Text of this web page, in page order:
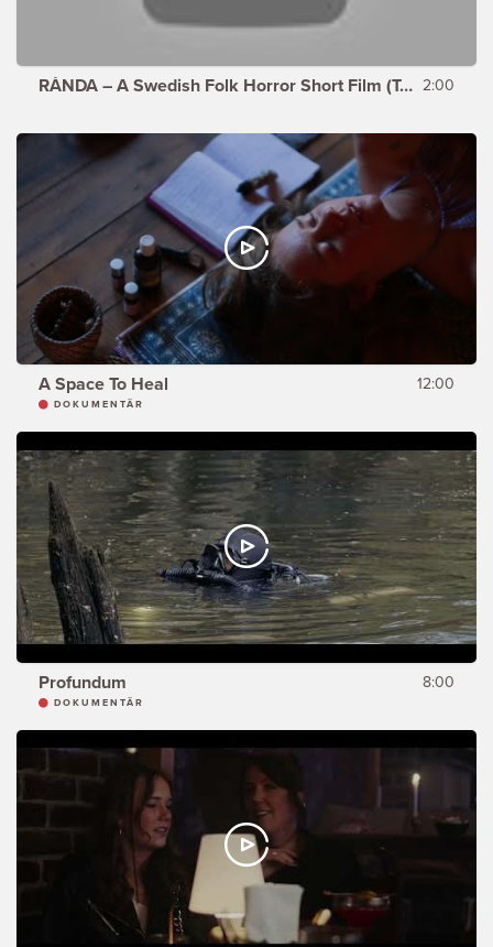
RÅNDA – A Swedish Folk Horror Short Film (Teaser) 2:00
A Space To Heal 12:00
DOKUMENTÄR
Profundum 8:00
DOKUMENTÄR